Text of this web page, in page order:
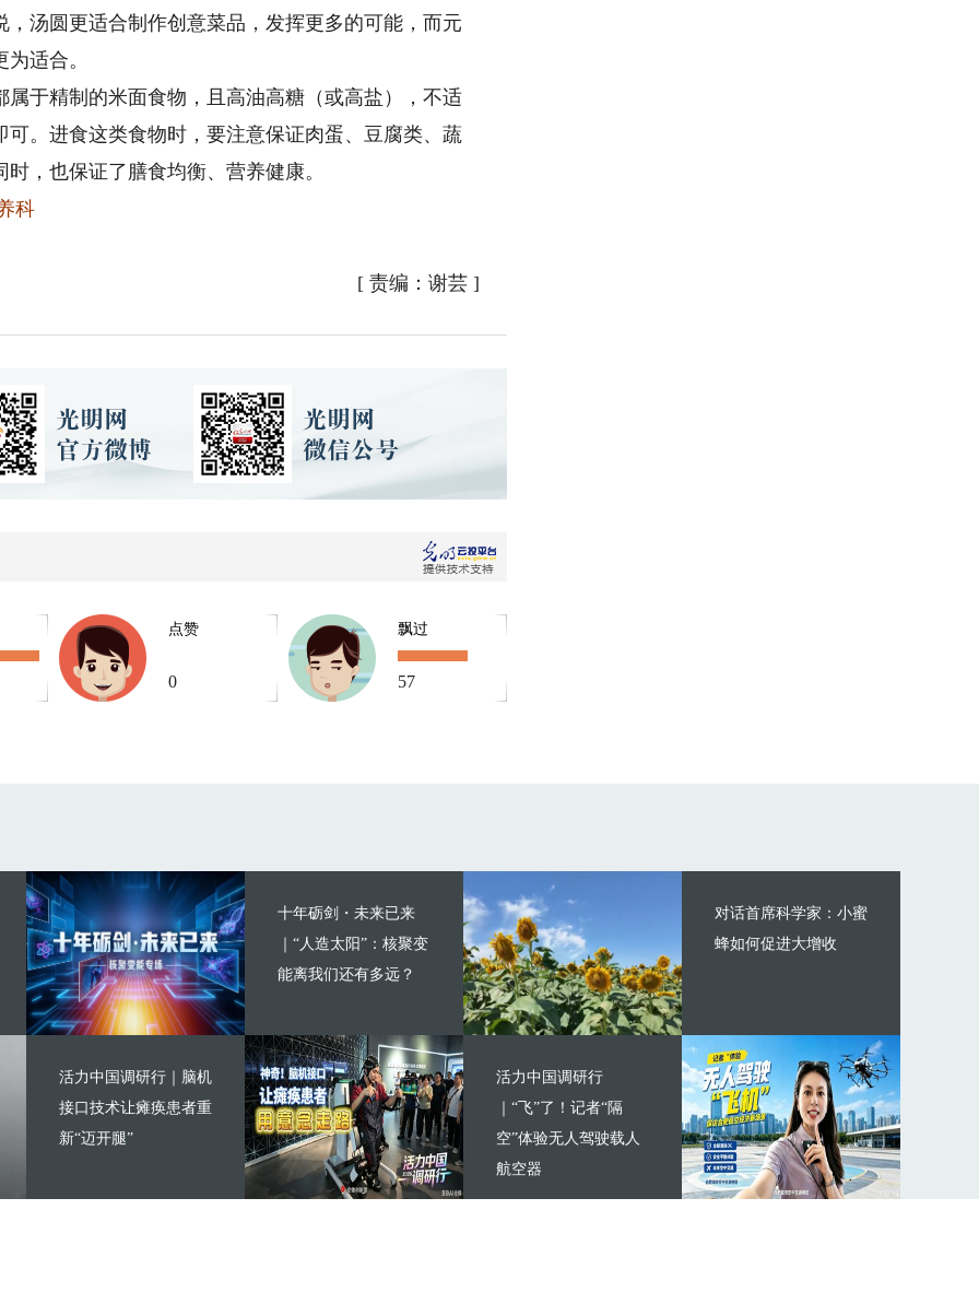
圆更适合制作创意菜品，发挥更多的可能，而元
适合。
精制的米面食物，且高油高糖（或高盐），不适
。进食这类食物时，要注意保证肉蛋、豆腐类、蔬
，也保证了膳食均衡、营养健康。
科
[ 责编：谢芸]
点赞
0
飘过
57
十年砺剑・未来已来
｜“人造太阳”：核聚变
能离我们还有多远？
活力中国调研行｜脑机
接口技术让瘫痪患者重
新“迈开腿”
对话首席科学家：小蜜
蜂如何促进大增收
活力中国调研行
｜“飞”了！记者“隔
空”体验无人驾驶载人
航空器